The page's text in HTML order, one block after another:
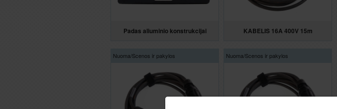
Padas aliuminio konstrukcijai KABELIS 16A 400V 15m
Nuoma/Scenos ir pakylos Nuoma/Scenos ir pakylos